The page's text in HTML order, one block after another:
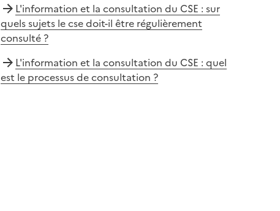
L'information et la consultation du CSE : sur
quels sujets le cse doit-il être régulièrement
consulté ?
L'information et la consultation du CSE : quel
est le processus de consultation ?